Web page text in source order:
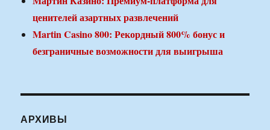
ценителей азартных развлечений
Martin Casino 800: Рекордный 800% бонус и
безграничные возможности для выигрыша
АРХИВЫ